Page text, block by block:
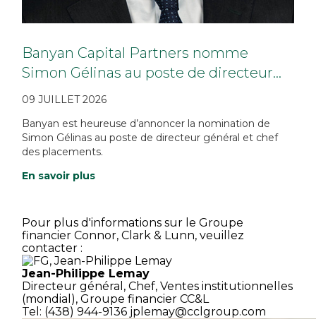
Banyan Capital Partners nomme
Simon Gélinas au poste de directeur…
09 JUILLET 2026
Banyan est heureuse d’annoncer la nomination de
Simon Gélinas au poste de directeur général et chef
des placements.
En savoir plus
Pour plus d'informations sur le Groupe
financier Connor, Clark & Lunn, veuillez
contacter :
Jean-Philippe Lemay
Directeur général, Chef, Ventes institutionnelles
(mondial), Groupe financier CC&L
Tel: (438) 944-9136 jplemay@cclgroup.com